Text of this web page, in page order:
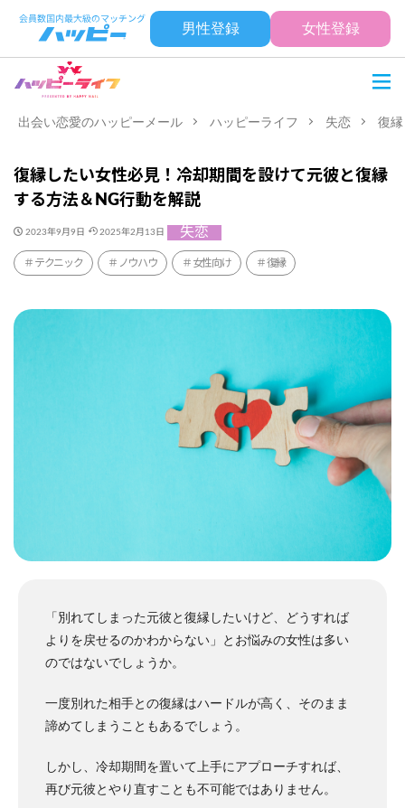
男性登録 女性登録
出会い恋愛のハッピーメール ハッピーライフ 失恋 復
復縁したい女性必見！冷却期間を設けて元彼と復縁
する方法＆NG行動を解説
2023年9月9日 2025年2月13日 失恋
テクニック ノウハウ 女性向け 復縁
「別れてしまった元彼と復縁したいけど、どうすれば
よりを戻せるのかわからない」とお悩みの女性は多い
のではないでしょうか。
一度別れた相手との復縁はハードルが高く、そのまま
諦めてしまうこともあるでしょう。
しかし、冷却期間を置いて上手にアプローチすれば、
再び元彼とやり直すことも不可能ではありません。